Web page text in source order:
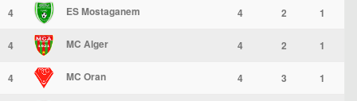
4 ES Mostaganem 4 2 1
4 MC Alger 4 2 1
4 MC Oran 4 3 1